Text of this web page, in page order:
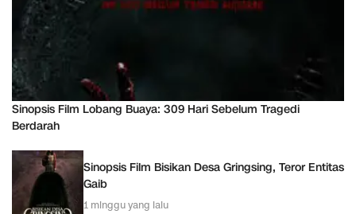
Sinopsis Film Lobang Buaya: 309 Hari Sebelum Tragedi
Berdarah
Sinopsis Film Bisikan Desa Gringsing, Teror Entitas
Gaib
1 minggu yang lalu